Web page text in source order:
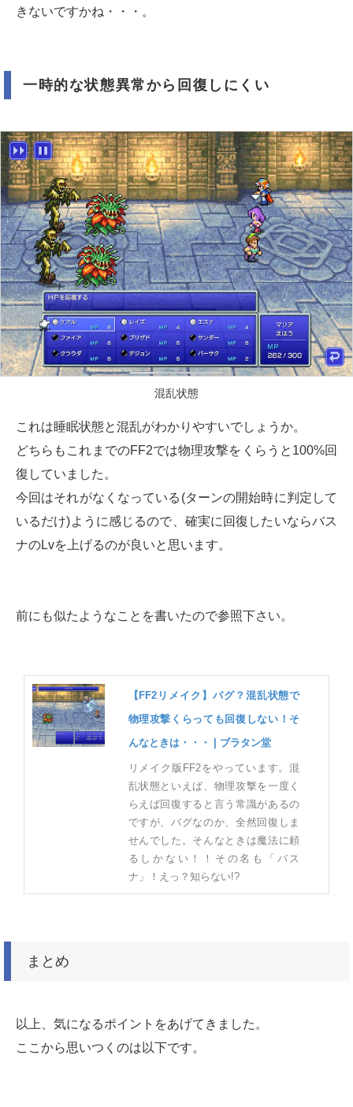
きないですかね・・・。
一時的な状態異常から回復しにくい
混乱状態
これは睡眠状態と混乱がわかりやすいでしょうか。
どちらもこれまでのFF2では物理攻撃をくらうと100%回
復していました。
今回はそれがなくなっている(ターンの開始時に判定して
いるだけ)ように感じるので、確実に回復したいならバス
ナのLvを上げるのが良いと思います。
前にも似たようなことを書いたので参照下さい。
【FF2リメイク】バグ？混乱状態で
物理攻撃くらっても回復しない！そ
んなときは・・・ | ブラタン堂
リメイク版FF2をやっています。混
乱状態といえば、物理攻撃を一度く
らえば回復すると言う常識があるの
ですが、バグなのか、全然回復しま
せんでした。そんなときは魔法に頼
るしかない！！その名も「バス
ナ」！えっ？知らない!?
まとめ
以上、気になるポイントをあげてきました。
ここから思いつくのは以下です。